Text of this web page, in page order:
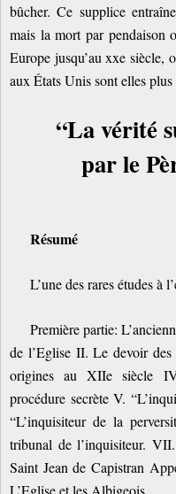
bûcher. Ce supplice
mais la mort par pendaison
Europe jusqu’au xxe siècle,
aux États Unis sont elles
“La vérité
par le
Résumé
L’une des rares études à
Première partie:
de l’Eglise II. Le devoir
origines au XIIe siècle
procédure secrète V.
“L’inquisiteur de la
tribunal de l’inquisiteur.
Saint Jean de Capistran
L’Eglise et les Albigeois